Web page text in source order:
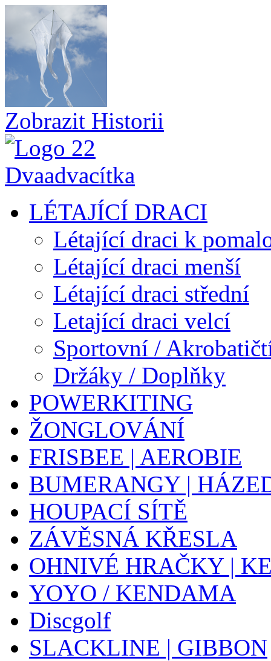
Zobrazit Historii
LÉTAJÍCÍ DRACI
Létající draci k
Létající draci menší
Létající draci střední
Letající draci velcí
Sportovní /
Držáky / Doplňky
POWERKITING
ŽONGLOVÁNÍ
FRISBEE | AEROBIE
BUMERANGY |
HOUPACÍ SÍTĚ
ZÁVĚSNÁ KŘESLA
OHNIVÉ HRAČKY |
YOYO / KENDAMA
Discgolf
SLACKLINE | GIBBON